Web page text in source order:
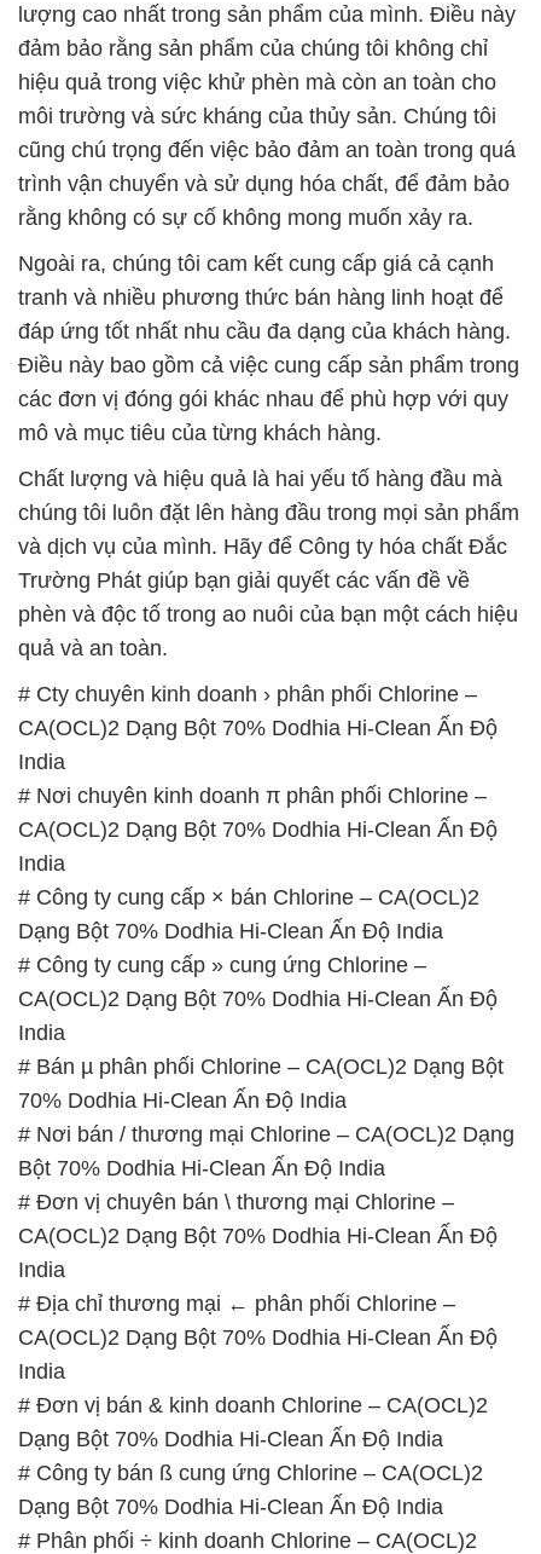
lượng cao nhất trong sản phẩm của mình. Điều này
đảm bảo rằng sản phẩm của chúng tôi không chỉ
hiệu quả trong việc khử phèn mà còn an toàn cho
môi trường và sức kháng của thủy sản. Chúng tôi
cũng chú trọng đến việc bảo đảm an toàn trong quá
trình vận chuyển và sử dụng hóa chất, để đảm bảo
rằng không có sự cố không mong muốn xảy ra.
Ngoài ra, chúng tôi cam kết cung cấp giá cả cạnh
tranh và nhiều phương thức bán hàng linh hoạt để
đáp ứng tốt nhất nhu cầu đa dạng của khách hàng.
Điều này bao gồm cả việc cung cấp sản phẩm trong
các đơn vị đóng gói khác nhau để phù hợp với quy
mô và mục tiêu của từng khách hàng.
Chất lượng và hiệu quả là hai yếu tố hàng đầu mà
chúng tôi luôn đặt lên hàng đầu trong mọi sản phẩm
và dịch vụ của mình. Hãy để Công ty hóa chất Đắc
Trường Phát giúp bạn giải quyết các vấn đề về
phèn và độc tố trong ao nuôi của bạn một cách hiệu
quả và an toàn.
# Cty chuyên kinh doanh › phân phối Chlorine –
CA(OCL)2 Dạng Bột 70% Dodhia Hi-Clean Ấn Độ
India
# Nơi chuyên kinh doanh π phân phối Chlorine –
CA(OCL)2 Dạng Bột 70% Dodhia Hi-Clean Ấn Độ
India
# Công ty cung cấp × bán Chlorine – CA(OCL)2
Dạng Bột 70% Dodhia Hi-Clean Ấn Độ India
# Công ty cung cấp » cung ứng Chlorine –
CA(OCL)2 Dạng Bột 70% Dodhia Hi-Clean Ấn Độ
India
# Bán µ phân phối Chlorine – CA(OCL)2 Dạng Bột
70% Dodhia Hi-Clean Ấn Độ India
# Nơi bán / thương mại Chlorine – CA(OCL)2 Dạng
Bột 70% Dodhia Hi-Clean Ấn Độ India
# Đơn vị chuyên bán \ thương mại Chlorine –
CA(OCL)2 Dạng Bột 70% Dodhia Hi-Clean Ấn Độ
India
# Địa chỉ thương mại ← phân phối Chlorine –
CA(OCL)2 Dạng Bột 70% Dodhia Hi-Clean Ấn Độ
India
# Đơn vị bán & kinh doanh Chlorine – CA(OCL)2
Dạng Bột 70% Dodhia Hi-Clean Ấn Độ India
# Công ty bán ß cung ứng Chlorine – CA(OCL)2
Dạng Bột 70% Dodhia Hi-Clean Ấn Độ India
# Phân phối ÷ kinh doanh Chlorine – CA(OCL)2